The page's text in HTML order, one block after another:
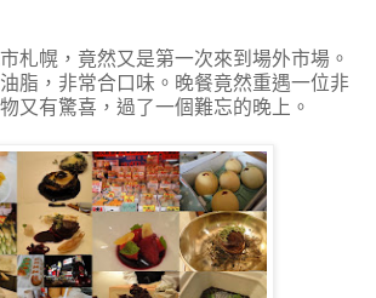
札幌，竟然又是第一次來到場外市場。
脂，非常合口味。晚餐竟然重遇一位非
又有驚喜，過了一個難忘的晚上。